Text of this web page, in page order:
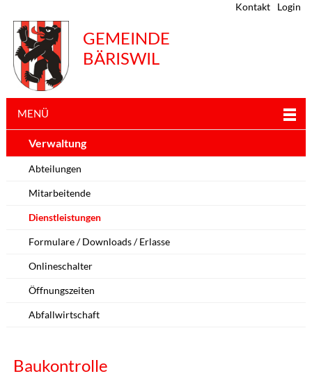
Kontakt Login
GEMEINDE
BÄRISWIL
MENÜ
Verwaltung
Abteilungen
Mitarbeitende
Dienstleistungen
Formulare / Downloads / Erlasse
Onlineschalter
Öffnungszeiten
Abfallwirtschaft
Baukontrolle